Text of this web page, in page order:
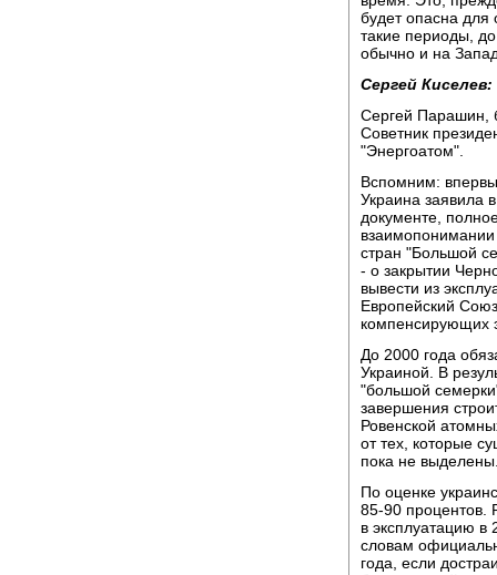
будет опасна
такие периоды,
обычно и на
Сергей Киселев:
Сергей Парашин,
Советник
"Энергоатом".
Вспомним:
Украина заявила
документе,
стран "Большой
- о закрытии
вывести из
Европейский
компенсирующих
До 2000 года
Украиной. В
"большой
завершения
Ровенской
от тех, которые
пока не
По оценке
85-90 процентов.
в эксплуатацию в
словам
года, если